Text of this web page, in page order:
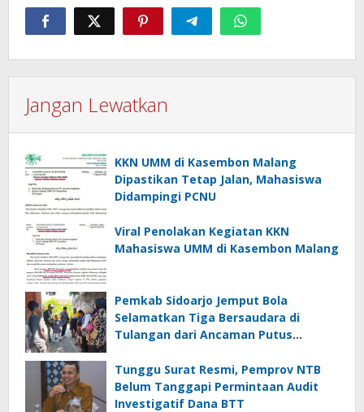
Jangan Lewatkan
KKN UMM di Kasembon Malang
Dipastikan Tetap Jalan, Mahasiswa
Didampingi PCNU
Viral Penolakan Kegiatan KKN
Mahasiswa UMM di Kasembon Malang
Pemkab Sidoarjo Jemput Bola
Selamatkan Tiga Bersaudara di
Tulangan dari Ancaman Putus
Tunggu Surat Resmi, Pemprov NTB
Belum Tanggapi Permintaan Audit
Investigatif Dana BTT